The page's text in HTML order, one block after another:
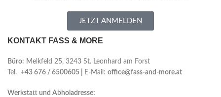
JETZT ANMELDEN
KONTAKT FASS & MORE
Büro: Melkfeld 25, 3243 St. Leonhard am Forst
Tel. +43 676 / 6500605 | E-Mail: office@fass-and-more.at
Werkstatt und Abholadresse: